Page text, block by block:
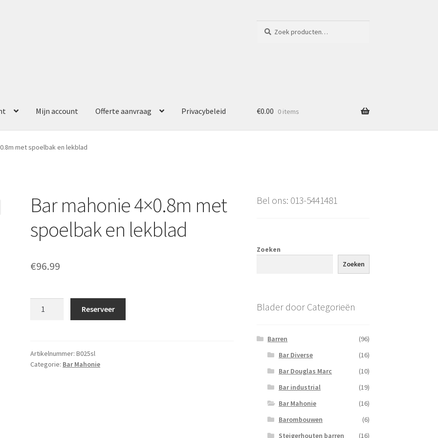
naar:
Mijn account Offerte aanvraag Privacybeleid
Offerte aanvraag Privacybeleid
€0.00 0 items
met spoelbak en lekblad
Bar mahonie 4×0.8m met
spoelbak en lekblad
€96.99
spoelbak
en
Reserveer
Artikelnummer:B025sl
Categorie: Bar Mahonie
Bel ons: 013-5441481
Zoeken
Zoeken
Blader door Categorieën
Barren
(96)
Bar Diverse
(16)
Bar Douglas Marc
(10)
Bar industrial
(19)
Bar Mahonie
(16)
Barombouwen
(6)
Steigerhouten barren
(16)